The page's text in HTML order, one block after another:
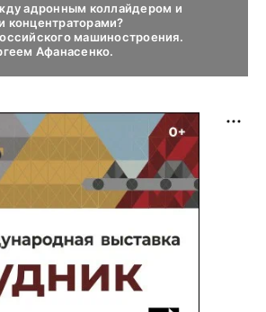
адронным коллайдером и
концентраторами?
машиностроения.
Афанасенко.